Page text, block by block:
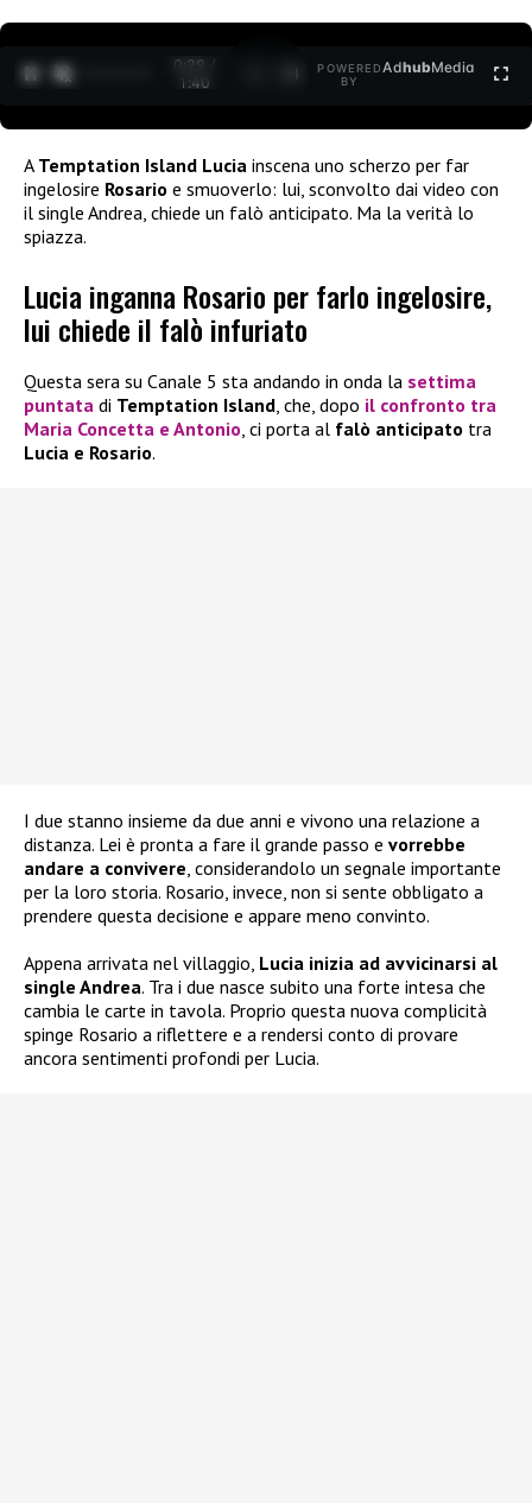
0:30 /
1:40
POWERED
BY
AdhubMedia
A Temptation Island Lucia inscena uno scherzo per far
ingelosire Rosario e smuoverlo: lui, sconvolto dai video con
il single Andrea, chiede un falò anticipato. Ma la verità lo
spiazza.
Lucia inganna Rosario per farlo ingelosire,
lui chiede il falò infuriato
Questa sera su Canale 5 sta andando in onda la settima
puntata di Temptation Island, che, dopo il confronto tra
Maria Concetta e Antonio, ci porta al falò anticipato tra
Lucia e Rosario.
I due stanno insieme da due anni e vivono una relazione a
distanza. Lei è pronta a fare il grande passo e vorrebbe
andare a convivere, considerandolo un segnale importante
per la loro storia. Rosario, invece, non si sente obbligato a
prendere questa decisione e appare meno convinto.
Appena arrivata nel villaggio, Lucia inizia ad avvicinarsi al
single Andrea. Tra i due nasce subito una forte intesa che
cambia le carte in tavola. Proprio questa nuova complicità
spinge Rosario a riflettere e a rendersi conto di provare
ancora sentimenti profondi per Lucia.